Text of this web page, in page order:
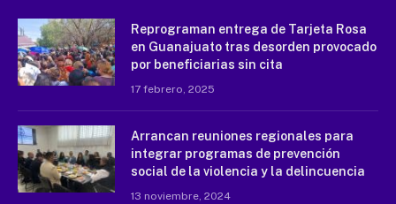
Reprograman entrega de Tarjeta Rosa
en Guanajuato tras desorden provocado
por beneficiarias sin cita
17 febrero, 2025
Arrancan reuniones regionales para
integrar programas de prevención
social de la violencia y la delincuencia
13 noviembre, 2024